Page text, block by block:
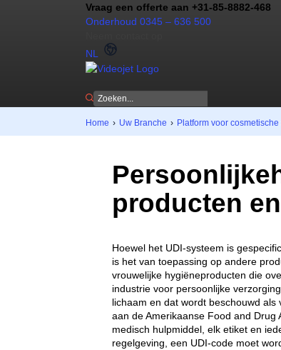
Vraag een offerte aan +31-85-8882-468
Onderhoud 0345 – 636 500
NL
Home › Uw Branche › Platform voor
producten
Hoewel het UDI-systeem is
is het van toepassing op andere
vrouwelijke hygiëneproducten die
industrie voor persoonlijke
lichaam en dat wordt beschouwd als
aan de Amerikaanse Food and
medisch hulpmiddel, elk etiket en
regelgeving, een UDI-code moet